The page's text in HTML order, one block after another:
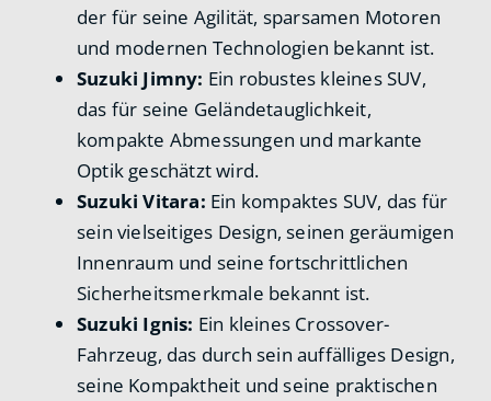
der für seine Agilität, sparsamen Motoren
und modernen Technologien bekannt ist.
Suzuki Jimny: Ein robustes kleines SUV,
das für seine Geländetauglichkeit,
kompakte Abmessungen und markante
Optik geschätzt wird.
Suzuki Vitara: Ein kompaktes SUV, das für
sein vielseitiges Design, seinen geräumigen
Innenraum und seine fortschrittlichen
Sicherheitsmerkmale bekannt ist.
Suzuki Ignis: Ein kleines Crossover-
Fahrzeug, das durch sein auffälliges Design,
seine Kompaktheit und seine praktischen